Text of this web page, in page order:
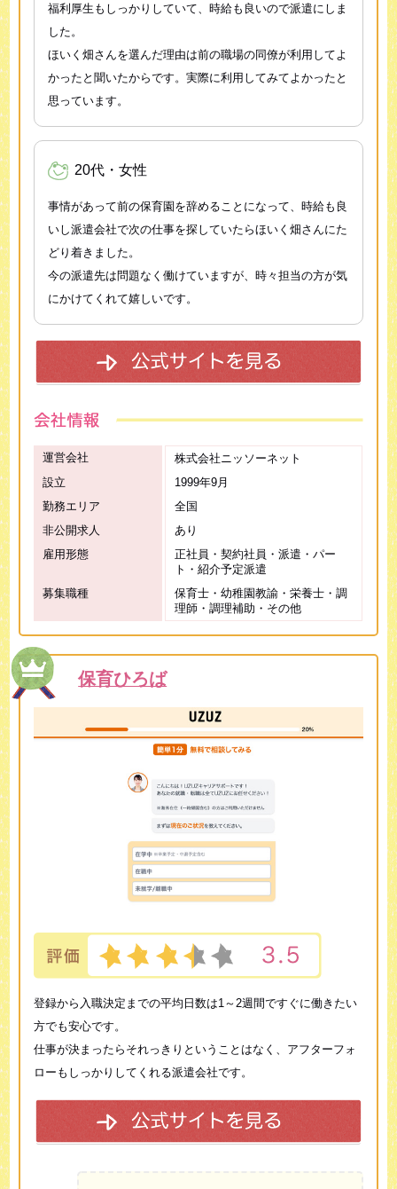
福利厚生もしっかりしていて、時給も良いので派遣にしま
した。
ほいく畑さんを選んだ理由は前の職場の同僚が利用してよ
かったと聞いたからです。実際に利用してみてよかったと
思っています。
20代・女性
事情があって前の保育園を辞めることになって、時給も良
いし派遣会社で次の仕事を探していたらほいく畑さんにた
どり着きました。
今の派遣先は問題なく働けていますが、時々担当の方が気
にかけてくれて嬉しいです。
運営会社
株式会社ニッソーネット
設立
1999年9月
勤務エリア
全国
非公開求人
あり
雇用形態
正社員・契約社員・派遣・パー
ト・紹介予定派遣
募集職種
保育士・幼稚園教諭・栄養士・調
理師・調理補助・その他
保育ひろば
登録から入職決定までの平均日数は1～2週間ですぐに働きたい
方でも安心です。
仕事が決まったらそれっきりということはなく、アフターフォ
ローもしっかりしてくれる派遣会社です。